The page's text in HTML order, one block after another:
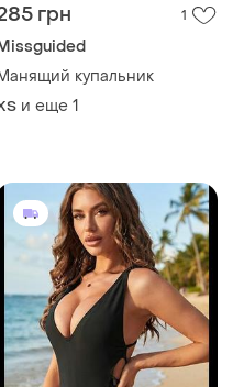
грн 1
купальник
и еще 1